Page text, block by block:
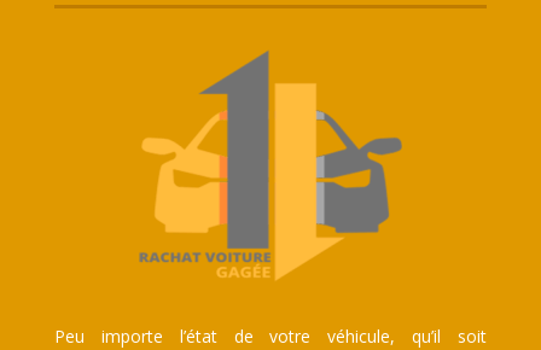
Peu importe l’état de votre véhicule, qu’il soit